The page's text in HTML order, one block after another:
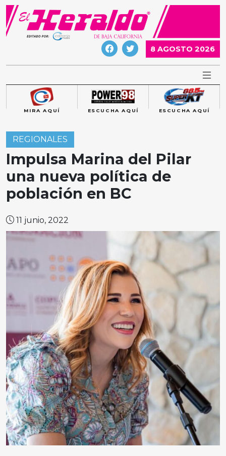
Skip
content
8 AGOSTO 2026
MIRA AQUÍ ESCUCHA AQUÍ ESCUCHA AQUÍ
REGIONALES
Impulsa Marina del Pilar
una nueva política de
población en BC
11 junio, 2022